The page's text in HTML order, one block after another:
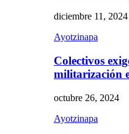
diciembre 11, 2024
Ayotzinapa
Colectivos
militarización
octubre 26, 2024
Ayotzinapa